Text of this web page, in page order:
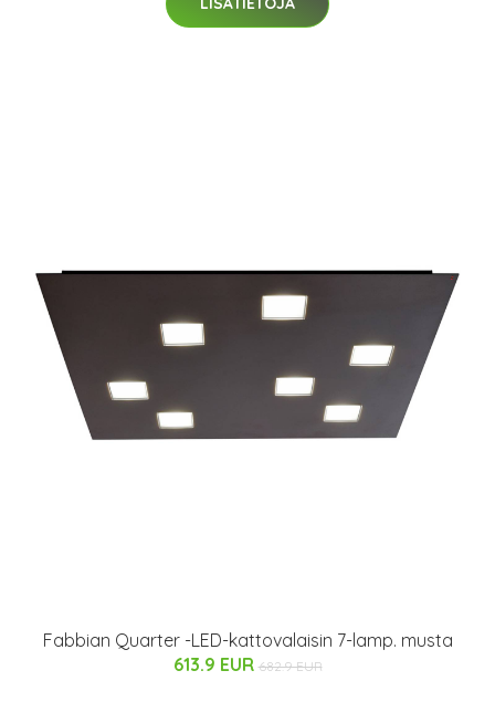
Fabbian Quarter -LED-kattovalaisin 7-lamp. musta
613.9 EUR 682.9 EUR